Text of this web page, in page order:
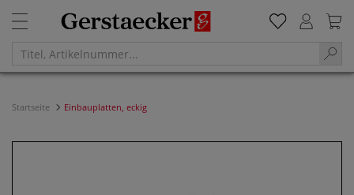
Startseite Einbauplatten, eckig